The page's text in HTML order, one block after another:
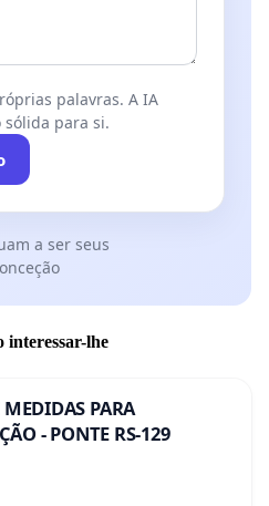
palavras. A IA
para si.
a ser seus
interessar-lhe
PARA
- PONTE RS-129